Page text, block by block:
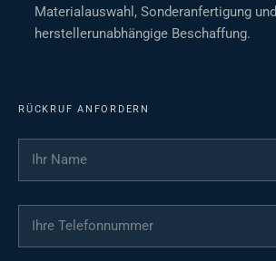
Materialauswahl, Sonderanfertigung und
herstellerunabhängige Beschaffung.
RÜCKRUF ANFORDERN
Ihr Name
Ihre Telefonnummer